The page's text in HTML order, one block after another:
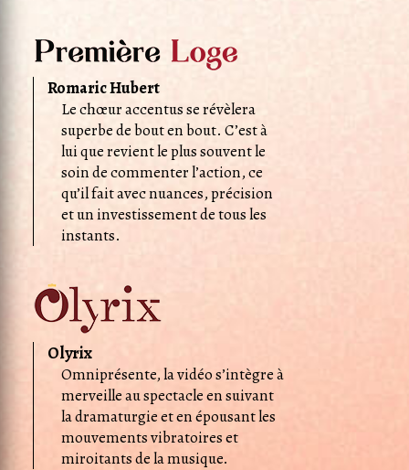
Romaric Hubert
Le chœur accentus se révèlera
superbe de bout en bout. C’est à
lui que revient le plus souvent le
soin de commenter l’action, ce
qu’il fait avec nuances, précision
et un investissement de tous les
instants.
Olyrix
Omniprésente, la vidéo s’intègre à
merveille au spectacle en suivant
la dramaturgie et en épousant les
mouvements vibratoires et
miroitants de la musique.